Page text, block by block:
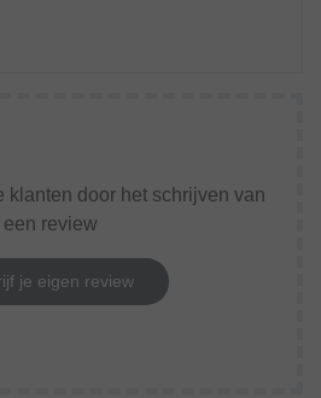
door het schrijven van
een review
je eigen review